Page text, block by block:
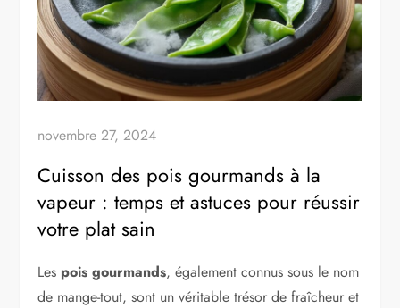
novembre 27, 2024
Cuisson des pois gourmands à la
vapeur : temps et astuces pour réussir
votre plat sain
Les pois gourmands, également connus sous le nom
de mange-tout, sont un véritable trésor de fraîcheur et